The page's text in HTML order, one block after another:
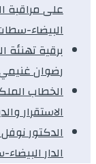
على مراقبة
البيضاء-
برقية
رضوان
الخطاب
الاستقرار
الدار البيضاء-